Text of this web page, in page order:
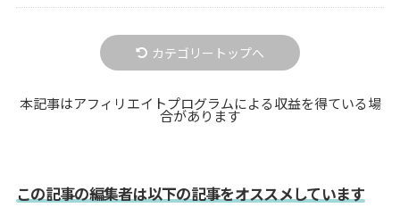
カテゴリートップへ
本記事はアフィリエイトプログラムによる収益を得ている場
合があります
この記事の編集者は以下の記事をオススメしています